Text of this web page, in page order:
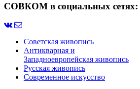
СОВКОМ в социальных сетях:
Советская живопись
Антикварная и
Западноевропейская живопись
Русская живопись
Современное искусство